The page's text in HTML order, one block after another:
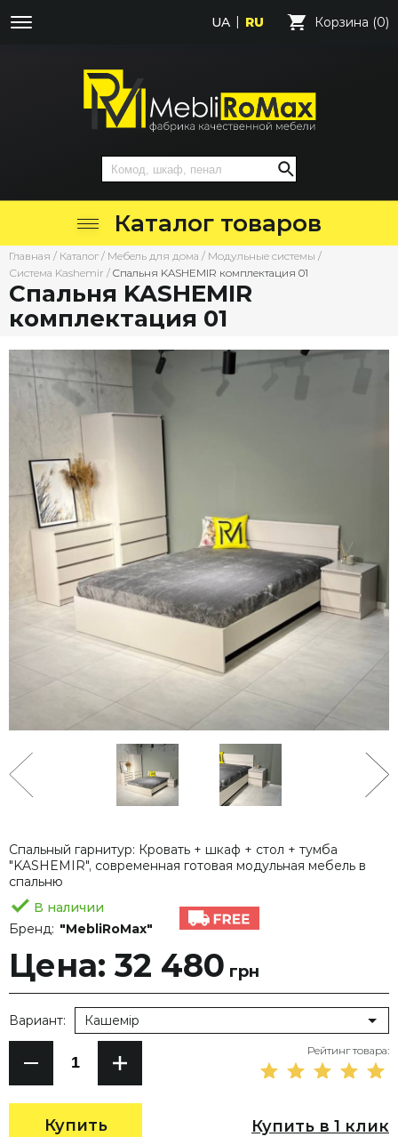
UA RU Корзина (0)
Каталог товаров
Главная / Каталог / Мебель для дома / Модульные системы /
Система Kashemir / Cпальня KASHEMIR комплектация 01
Cпальня KASHEMIR
комплектация 01
Спальный гарнитур: Кровать + шкаф + стол + тумба
"KASHEMIR", современная готовая модульная мебель в
спальню
В наличии
Бренд: "MebliRoMax"
Цена: 32 480 грн
Купить
Вариант: Кашемір
Рейтинг товара:
Купить в 1 клик